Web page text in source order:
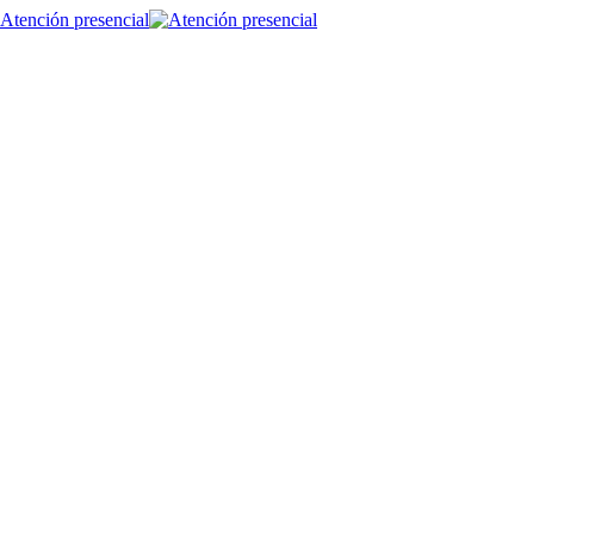
Atención presencial